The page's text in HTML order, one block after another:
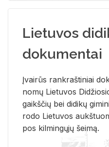
Lietuvos
dokumentai
Įvai­rūs rank­raš­ti­niai
no­mų Lie­tu­vos
gaikš­čių bei di­di­kų
ro­do Lie­tu­vos
pos kil­min­gų­jų šei­mą.